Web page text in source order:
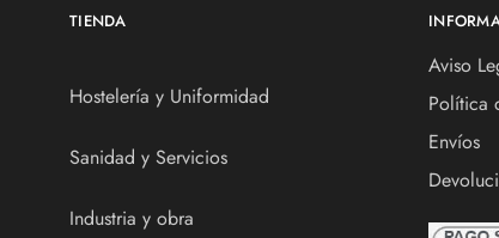
TIENDA
Hostelería y Uniformidad
Sanidad y Servicios
Industria y obra
Aviso
Política
Envíos